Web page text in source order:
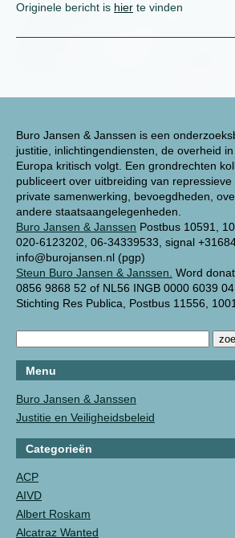
Buro Jansen & Janssen is een
justitie, inlichtingendiensten, de overheid
Europa kritisch volgt. Een grondrechten
publiceert over uitbreiding van
private samenwerking, bevoegdheden,
andere staatsaangelegenheden.
Buro Jansen & Janssen Postbus 10591,
020-6123202, 06-34339533, signal
info@burojansen.nl (pgp)
Steun Buro Jansen & Janssen. Word
0856 9868 52 of NL56 INGB 0000 6039
Stichting Res Publica, Postbus 11556,
Menu
Buro Jansen & Janssen
Justitie en Veiligheidsbeleid
Categorieën
ACP
AIVD
Albert Roskam
Alcatraz Wanted
Originele bericht is hier te vinden